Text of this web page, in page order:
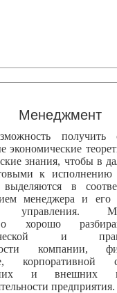
Менеджмент
получить
экономические
знания, чтобы в
к исполнению
выделяются в
менеджера и его
управления.
хорошо
и
компании,
корпоративной
и внешних
предприятия.